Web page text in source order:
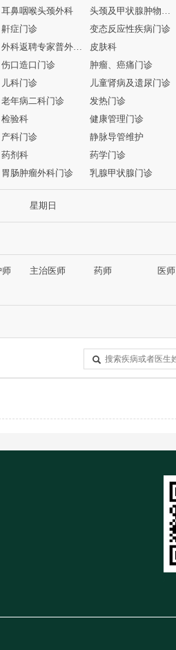
耳鼻咽喉头颈外科
鼾症门诊 变态反应性疾病门诊
外科返聘专家普外科、乳腺外科 皮肤科
伤口造口门诊 肿瘤、癌痛门诊
儿科门诊 儿童肾病及遗尿门诊
老年病二科门诊 发热门诊
检验科 健康管理门诊
产科门诊 静脉导管维护
药剂科 药学门诊
胃肠肿瘤外科门诊 乳腺甲状腺门诊
星期日
师 主治医师 药师 医师